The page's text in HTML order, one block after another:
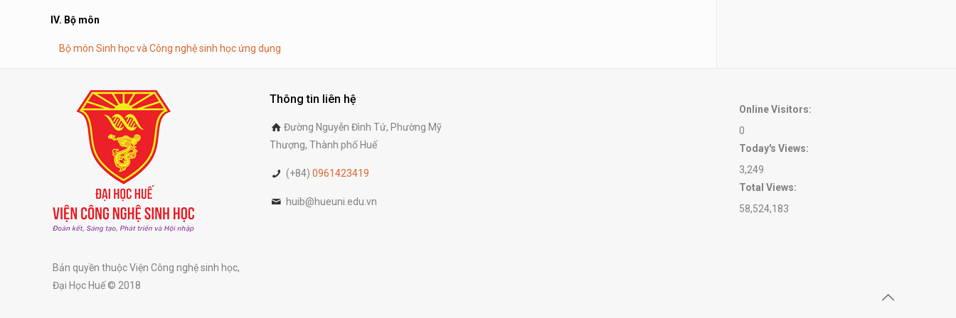
IV. Bộ môn
Bộ môn Sinh học và Công nghệ sinh học ứng dụng
Bản quyền thuộc Viện Công nghệ sinh học,
Đại Học Huế © 2018
Thông tin liên hệ
Đường Nguyễn Đình Tứ, Phường Mỹ
Thượng, Thành phố Huế
(+84) 0961423419
huib@hueuni.edu.vn
Online Visitors:
0
Today's Views:
3,249
Total Views:
58,524,183